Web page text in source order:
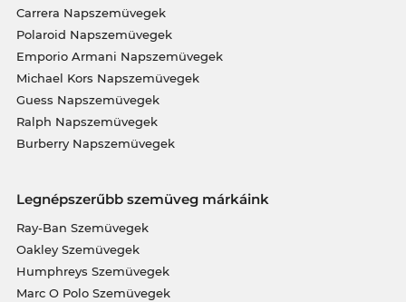
Carrera Napszemüvegek
Polaroid Napszemüvegek
Emporio Armani Napszemüvegek
Michael Kors Napszemüvegek
Guess Napszemüvegek
Ralph Napszemüvegek
Burberry Napszemüvegek
Legnépszerűbb szemüveg márkáink
Ray-Ban Szemüvegek
Oakley Szemüvegek
Humphreys Szemüvegek
Marc O Polo Szemüvegek